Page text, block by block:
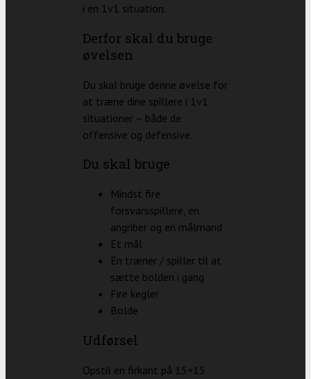
i en 1v1 situation.
Derfor skal du bruge
øvelsen
Du skal bruge denne øvelse for
at træne dine spillere i 1v1
situationer – både de
offensive og defensive.
Du skal bruge
Mindst fire
forsvarsspillere, en
angriber og en målmand
Et mål
En træner / spiller til at
sætte bolden i gang
Fire kegler
Bolde
Udførsel
Opstil en firkant på 15×15